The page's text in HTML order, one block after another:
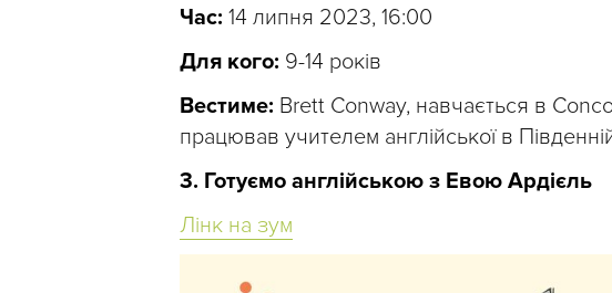
Час: 14 липня 2023, 16:00
Для кого: 9-14 років
Вестиме: Brett Conway, навчається в
працював учителем англійської в
3. Готуємо англійською з Евою Ардієль
Лінк на зум